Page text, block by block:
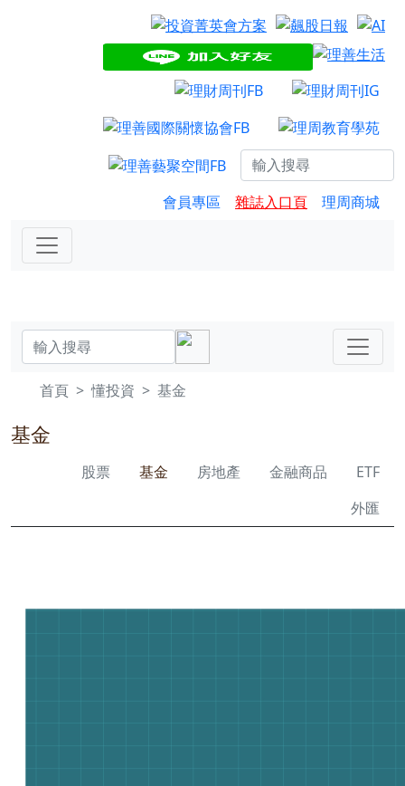
會員專區 雜誌入口頁 理周商城
首頁 懂投資 基金
基金
股票 基金 房地產 金融商品
ETF
外匯